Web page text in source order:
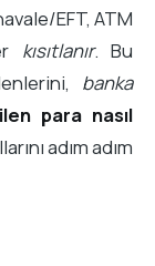
EFT, ATM
kısıtlanır. Bu
banka
para nasıl
adım adım